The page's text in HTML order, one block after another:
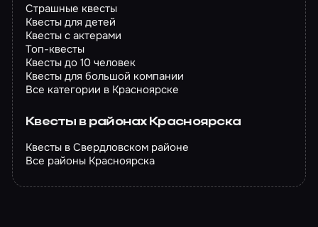
Страшные квесты
Квесты для детей
Квесты с актерами
Топ-квесты
Квесты до 10 человек
Квесты для большой компании
Все категории в Красноярске
Квесты в районах Красноярска
Квесты в Свердловском районе
Все районы Красноярска